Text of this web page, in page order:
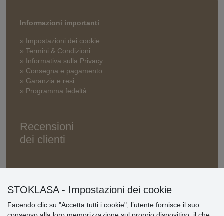
Informazioni importanti
» Impostazioni dei cookie
» Termini & Condizioni
» Informativa sulla Privacy
» Consegna e pagamento
» Garanzia e resi
» Programma fedeltà
Recensioni
dei clienti
STOKLASA - Impostazioni dei cookie
Facendo clic su "Accetta tutti i cookie", l’utente fornisce il suo